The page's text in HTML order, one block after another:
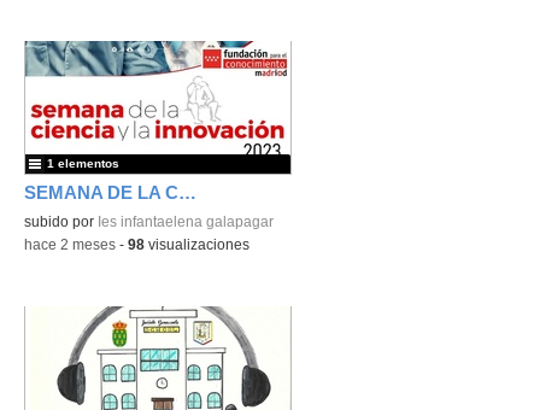
SEMANA DE LA CIENCIA
subido por Ies infantaelena galapagar
1 elementos
-hace 2 meses - 98 visualizaciones